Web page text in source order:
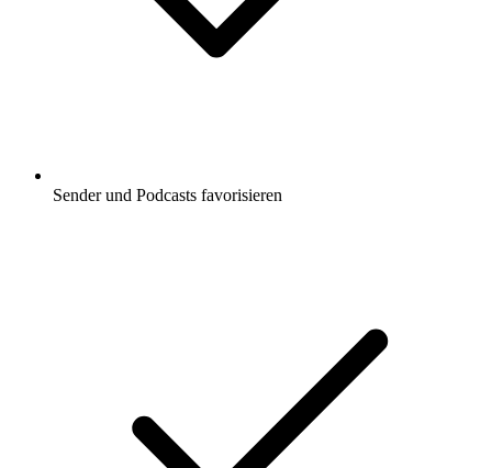
Sender und Podcasts favorisieren